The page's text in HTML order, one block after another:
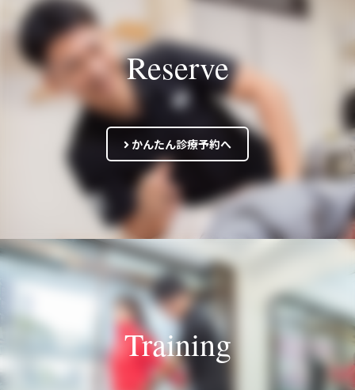
Reserve
かんたん診療予約へ
Training